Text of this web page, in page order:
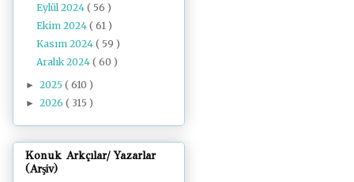
Eylül 2024( 56 )
Ekim 2024( 61 )
Kasım 2024( 59 )
Aralık 2024( 60 )
► 2025 ( 610 )
► 2026 ( 315 )
Konuk Arkçılar/ Yazarlar
(Arşiv)